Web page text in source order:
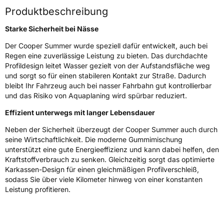
Elektro Ja
EffizienzB
NasshaftungB
Rollgeräusch (dB)71
FahrzeugklasseC1
3PMSF / Schneeflockensymbol / Alpine-SymbolNein
EisgripNein
Produktbeschreibung
Starke Sicherheit bei Nässe
Der Cooper Summer wurde speziell dafür entwickelt, auch bei
Regen eine zuverlässige Leistung zu bieten. Das durchdachte
Profildesign leitet Wasser gezielt von der Aufstandsfläche weg
und sorgt so für einen stabileren Kontakt zur Straße. Dadurch
bleibt Ihr Fahrzeug auch bei nasser Fahrbahn gut kontrollierbar
und das Risiko von Aquaplaning wird spürbar reduziert.
Effizient unterwegs mit langer Lebensdauer
Neben der Sicherheit überzeugt der Cooper Summer auch durch
seine Wirtschaftlichkeit. Die moderne Gummimischung
unterstützt eine gute Energieeffizienz und kann dabei helfen, den
Kraftstoffverbrauch zu senken. Gleichzeitig sorgt das optimierte
Karkassen-Design für einen gleichmäßigen Profilverschleiß,
sodass Sie über viele Kilometer hinweg von einer konstanten
Leistung profitieren.